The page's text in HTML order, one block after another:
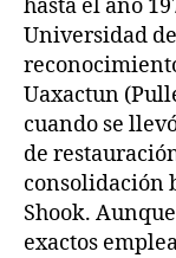
hasta el año
Universidad
Uaxactun
cuando se
de
consolidación
Shook.
exactos